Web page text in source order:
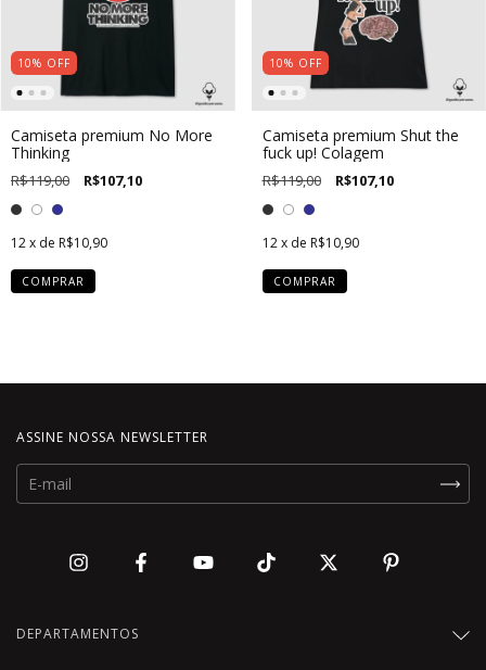
10% OFF
Camiseta premium No More
Thinking
R$119,00 R$107,10
12x de R$10,90
COMPRAR
10% OFF
Camiseta premium Shut the
fuck up! Colagem
R$119,00 R$107,10
12 x de R$10,90
COMPRAR
ASSINE NOSSA NEWSLETTER
DEPARTAMENTOS